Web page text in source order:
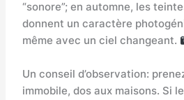
“sonore”; en automne, les
donnent un caractère
même avec un ciel changeant.
Un conseil d’observation:
immobile, dos aux maisons. Si